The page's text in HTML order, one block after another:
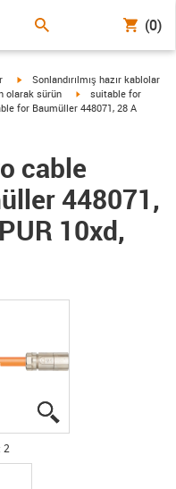
(0)
igus-icon-arrow-right
Sonlandırılmış hazır kablolar
olarak sürün igus-icon-arrow-right
suitable for
for Baumüller 448071, 28 A
cable
448071,
10xd,
2